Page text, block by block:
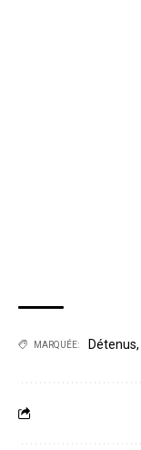
MARQUÉE: Détenus,